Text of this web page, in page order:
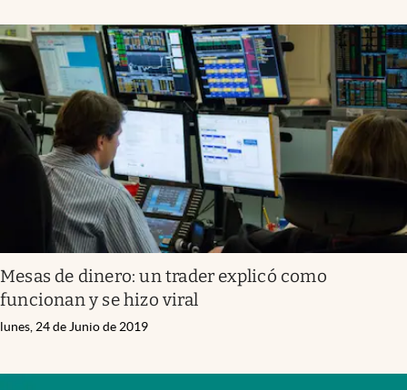
Mesas de dinero: un trader explicó como
funcionan y se hizo viral
lunes, 24 de Junio de 2019